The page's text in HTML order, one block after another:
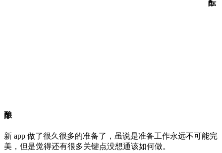
酝
酿
新 app 做了很久很多的准备了，虽说是准备工作永远不可能完
美，但是觉得还有很多关键点没想通该如何做。